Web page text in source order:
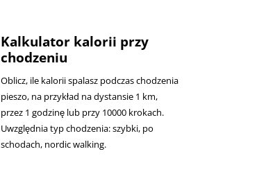
Kalkulator kalorii przy
chodzeniu
Oblicz, ile kalorii spalasz podczas chodzenia
pieszo, na przykład na dystansie 1 km,
przez 1 godzinę lub przy 10000 krokach.
Uwzględnia typ chodzenia: szybki, po
schodach, nordic walking.